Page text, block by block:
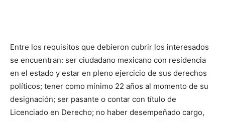
Entre los requisitos que debieron cubrir los interesados
se encuentran: ser ciudadano mexicano con residencia
en el estado y estar en pleno ejercicio de sus derechos
políticos; tener como mínimo 22 años al momento de su
designación; ser pasante o contar con título de
Licenciado en Derecho; no haber desempeñado cargo,